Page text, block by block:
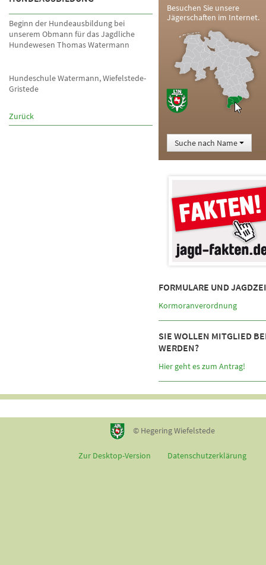
Beginn der Hundeausbildung bei
unserem Obmann für das Jagdliche
Hundewesen Thomas Watermann
Hundeschule Watermann, Wiefelstede-
Gristede
Zurück
Besuchen Sie unsere
Jägerschaften im Internet.
Suche nach Name
FORMULARE UND
Kormoranverordnung
SIE WOLLEN MITGLIED
WERDEN?
Hier geht es zum Antrag!
© Hegering Wiefelstede
Zur Desktop-Version Datenschutzerklärung